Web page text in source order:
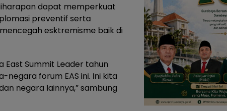
dapat memperkuat
preventif serta
esktremisme baik di
East Summit Leader tahun
forum EAS ini. Ini kita
negara lainnya,” sambung